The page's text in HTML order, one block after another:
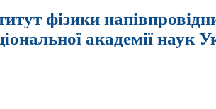
фізики
академії наук